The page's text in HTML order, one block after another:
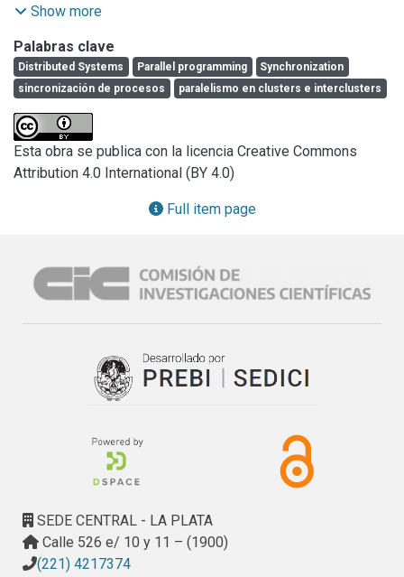
computadoras que se utilizan. El algoritmo básico que se
considerando necesario adaptarlo al entorno de un cluster
o, al menos, de una red de interconexión sobre la que se
tiene información y acceso relativamente exclusivo o
previsible para todas las comunicaciones entre las
computadoras que se sincronizan. Una de las ideas
subyacentes es la de aislar la sincronización de la
ejecución de la aplicación cuyo rendimiento se quiere
evaluar. La finalidad de este requerimiento es evitar una
ambiente en el cual se realizan los experimentos es
inicialmente el de los entornos de cómputo paralelo en
Show more
Palabras clave
Distributed Systems Parallel programming
Synchronization
sincronización de procesos
paralelismo en clusters e interclusters
Esta obra se publica con la licencia Creative Commons
Attribution 4.0 International (BY 4.0)
Full item page
SEDE CENTRAL - LA PLATA
Calle 526 e/ 10 y 11 – (1900)
(221) 4217374